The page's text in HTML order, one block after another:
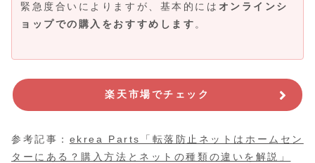
緊急度合いによりますが、基本的には オンラインシ
ョップでの購入をおすすめします 。
楽天市場でチェック
参考記事： ekrea Parts「転落防止ネットはホームセン
ターにある？購入方法とネットの種類の違いを解説」